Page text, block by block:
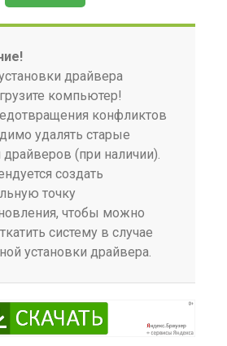
драйвера
компьютер!
конфликтов
удалять старые
драйверов (при наличии).
создать
точку
чтобы можно
систему в случае
установки драйвера.